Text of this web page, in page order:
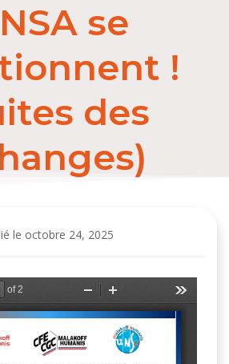
se
!
des
le octobre 24, 2025